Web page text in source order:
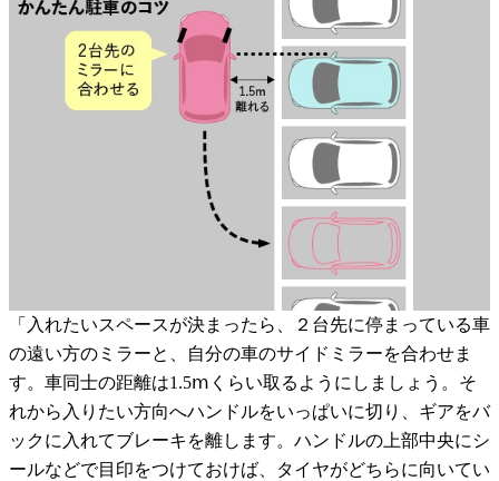
「入れたいスペースが決まったら、２台先に停まっている車
の遠い方のミラーと、自分の車のサイドミラーを合わせま
す。車同士の距離は1.5ⅿくらい取るようにしましょう。そ
れから入りたい方向へハンドルをいっぱいに切り、ギアをバ
ックに入れてブレーキを離します。ハンドルの上部中央にシ
ールなどで目印をつけておけば、タイヤがどちらに向いてい